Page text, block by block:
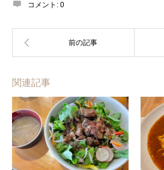
コメント: 0
関連記事